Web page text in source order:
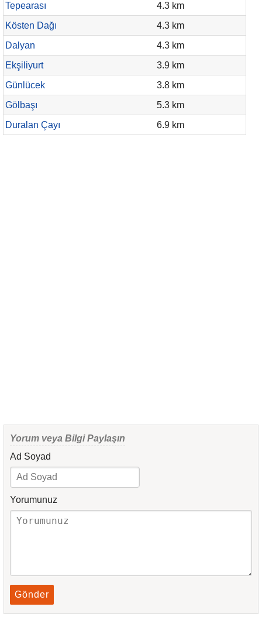
Tepearası
4.3 km
Kösten Dağı
4.3 km
Dalyan
4.3 km
Ekşiliyurt
3.9 km
Günlücek
3.8 km
Gölbaşı
5.3 km
Duralan Çayı
6.9 km
Yorum veya Bilgi Paylaşın
Ad Soyad
Yorumunuz
Gönder